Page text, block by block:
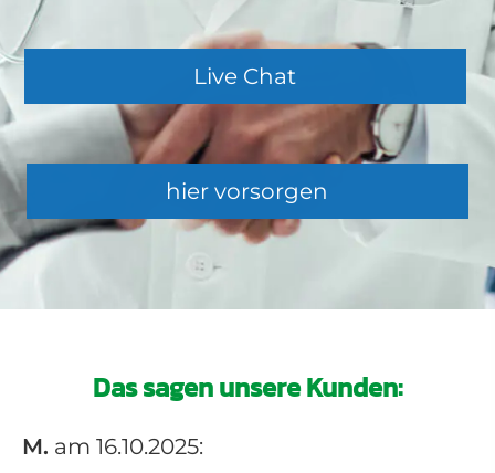
Live Chat
hier vorsorgen
Das sagen unsere Kunden:
M. am 16.10.2025: